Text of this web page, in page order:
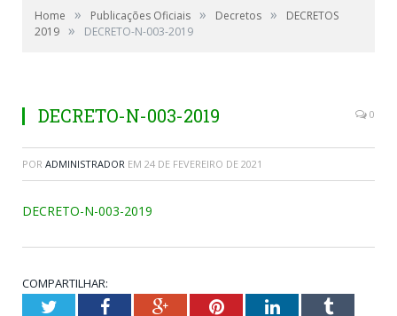
Home » Publicações Oficiais » Decretos »
DECRETOS
2019 » DECRETO-N-003-2019
DECRETO-N-003-2019 0
POR ADMINISTRADOR EM 24 DE FEVEREIRO DE 2021
DECRETO-N-003-2019
COMPARTILHAR:
TwitterFacebookGoogle+PinterestLinkedInTumblr